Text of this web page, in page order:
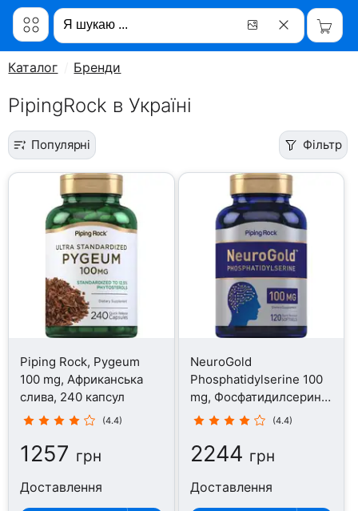
Каталог Бренди
PipingRock в Україні
Популярні Фільтр
Piping Rock, Pygeum
100 mg, Африканська
слива, 240 капсул
(4.4)
1257 грн
Доставлення
NeuroGold
Phosphatidylserine 100
mg, Фосфатидилсерин,
120 капсул
(4.4)
2244 грн
Доставлення